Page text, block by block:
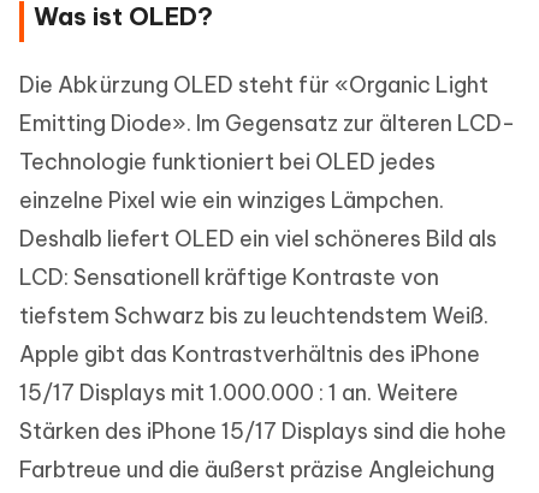
Was ist OLED?
Die Abkürzung OLED steht für «Organic Light
Emitting Diode». Im Gegensatz zur älteren LCD-
Technologie funktioniert bei OLED jedes
einzelne Pixel wie ein winziges Lämpchen.
Deshalb liefert OLED ein viel schöneres Bild als
LCD: Sensationell kräftige Kontraste von
tiefstem Schwarz bis zu leuchtendstem Weiß.
Apple gibt das Kontrastverhältnis des iPhone
15/17 Displays mit 1.000.000 : 1 an. Weitere
Stärken des iPhone 15/17 Displays sind die hohe
Farbtreue und die äußerst präzise Angleichung